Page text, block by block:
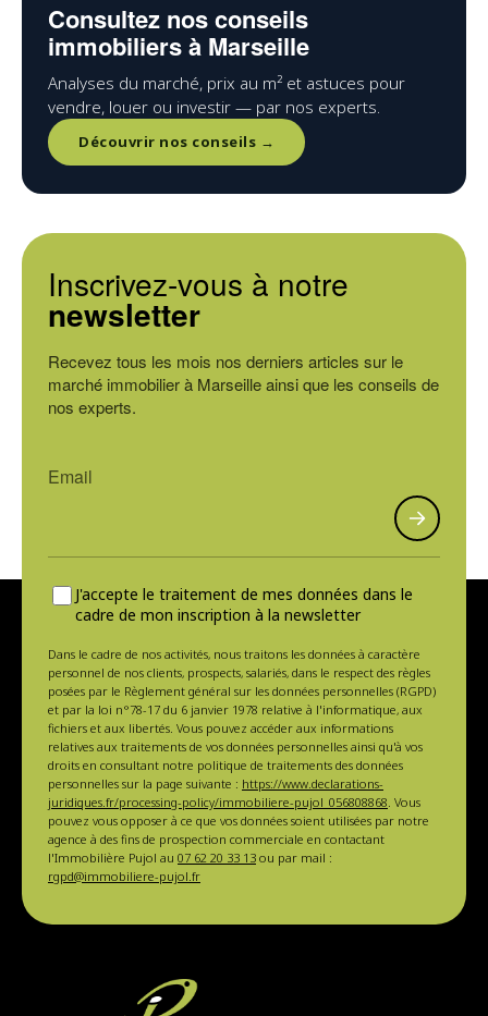
Consultez nos conseils
immobiliers à Marseille
Analyses du marché, prix au m² et astuces pour
vendre, louer ou investir — par nos experts.
Découvrir nos conseils →
Inscrivez-vous à notre
newsletter
Recevez tous les mois nos derniers articles sur le
marché immobilier à Marseille ainsi que les conseils de
nos experts.
J'accepte le traitement de mes données dans le
cadre de mon inscription à la newsletter
Dans le cadre de nos activités, nous traitons les données à caractère
personnel de nos clients, prospects, salariés, dans le respect des règles
posées par le Règlement général sur les données personnelles (RGPD)
et par la loi n°78-17 du 6 janvier 1978 relative à l'informatique, aux
fichiers et aux libertés. Vous pouvez accéder aux informations
relatives aux traitements de vos données personnelles ainsi qu'à vos
droits en consultant notre politique de traitements des données
personnelles sur la page suivante : https://www.declarations-
juridiques.fr/processing-policy/immobiliere-pujol_056808868. Vous
pouvez vous opposer à ce que vos données soient utilisées par notre
agence à des fins de prospection commerciale en contactant
l'Immobilière Pujol au 07 62 20 33 13 ou par mail :
rgpd@immobiliere-pujol.fr